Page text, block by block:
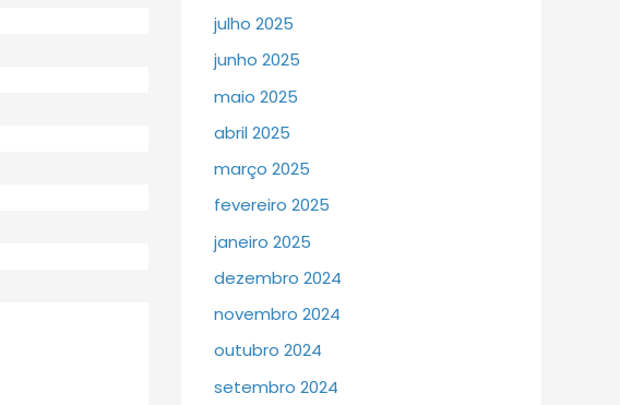
julho 2025
junho 2025
maio 2025
abril 2025
março 2025
fevereiro 2025
janeiro 2025
dezembro 2024
novembro 2024
outubro 2024
setembro 2024